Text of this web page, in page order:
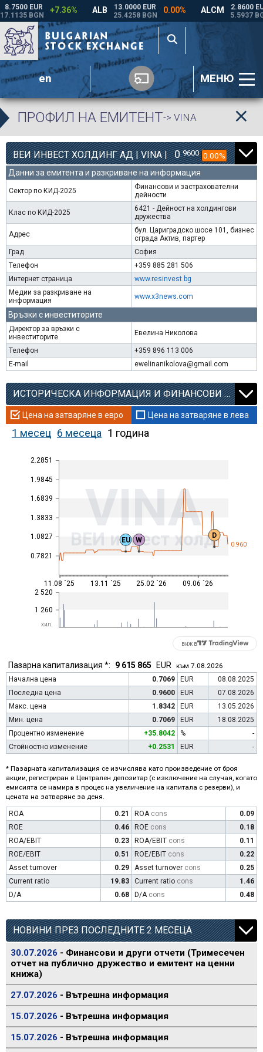
en МЕНЮ
ПРОФИЛ НА ЕМИТЕНТ-> VINA
ВЕИ ИНВЕСТ ХОЛДИНГ АД | VINA | 0 9600 0.00%
Данни за емитента и разкриване на информация
Сектор по КИД-2025
Финансови и застрахователни
дейности
Клас по КИД-2025
6421 - Дейност на холдингови
дружества
Адрес
бул. Цариградско шосе 101, бизнес
сграда Актив, партер
Град
София
Телефон
+359 885 281 506
Интернет страница
www.resinvest.bg
Медии за разкриване на
информация
www.x3news.com
Връзки с инвеститорите
Директор за връзки с
инвеститорите
Евелина Николова
Телефон
+359 896 113 006
E-mail
ewelinanikolova@gmail.com
ИСТОРИЧЕСКА ИНФОРМАЦИЯ И ФИНАНСОВИ КОЕФИЦИЕНТИ
Цена на затваряне в евро Цена на затваряне в лева
1 месец 6 месеца 1 година
0.7821
1.0827
1.3833
1.6839
1.9845
2.2851
VINA
ВЕИ инвест холд
хил.
1 260
2 520
0.960
11.08 ´25 13.11 ´25 25.02 ´26 09.06 ´26
EU W
D
виж в
Пазарна капитализация *: 9 615 865 EUR към 7.08.2026
Начална цена
0.7069 EUR
08.08.2025
Последна цена
0.9600 EUR
07.08.2026
Макс. цена
1.8342 EUR
13.05.2026
Мин. цена
0.7069 EUR
18.08.2025
Процентно изменение
+35.8042 %
-
Стойностно изменение
+0.2531 EUR -
* Пазарната капитализация се изчислява като произведение от броя
акции, регистриран в Централен депозитар (с изключение на случая, когато
емисията се намира в процес на увеличение на капитала с резерви), и
цената на затваряне за деня.
ROA 0.21 ROA cons
0.09
ROE
0.46 ROE cons
0.18
ROA/EBIT
0.23 ROA/EBIT cons
0.11
ROE/EBIT
0.51 ROE/EBIT cons
0.22
Asset turnover
0.29 Asset turnover cons
0.25
Current ratio
19.83 Current ratio cons
1.46
D/A
0.68 D/A cons 0.48
НОВИНИ ПРЕЗ ПОСЛЕДНИТЕ 2 МЕСЕЦА
30.07.2026 - Финансови и други отчети (Тримесечен
отчет на публично дружество и емитент на ценни
книжа)
27.07.2026 - Вътрешна информация
15.07.2026 - Вътрешна информация
15.07.2026 - Вътрешна информация